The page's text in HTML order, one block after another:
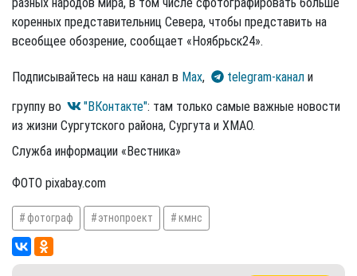
коренных представительниц Севера, чтобы представить на
всеобщее обозрение, сообщает «Ноябрьск24».
Подписывайтесь на наш канал в Max, telegram-канал и
группу во
"ВКонтакте": там только самые важные новости
из жизни Сургутского района, Сургута и ХМАО.
Служба информации «Вестника»
ФОТО pixabay.com
фотограф этнопроект кмнс